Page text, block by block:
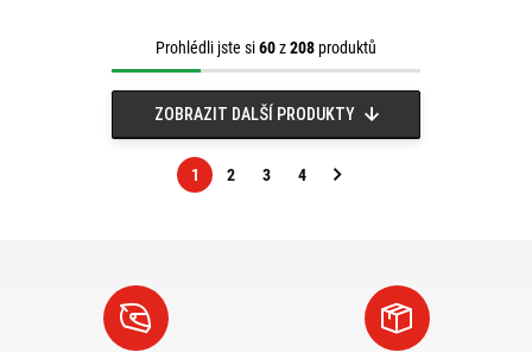
Prohlédli jste si60z208produktů
ZOBRAZIT DALŠÍ PRODUKTY
1 2 3 4
Následující